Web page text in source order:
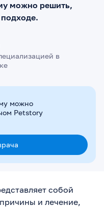
можно решить,
в
можно
Petstory
собой
и лечение,